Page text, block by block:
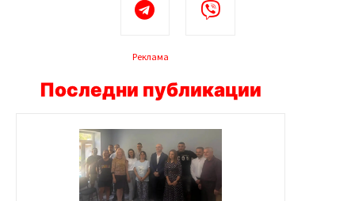
Реклама
Последни публикации